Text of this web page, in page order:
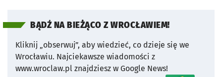
BĄDŹ NA BIEŻĄCO Z WROCŁAWIEM!
Kliknij „obserwuj”, aby wiedzieć, co dzieje się we
Wrocławiu. Najciekawsze wiadomości z
www.wroclaw.pl znajdziesz w Google News!